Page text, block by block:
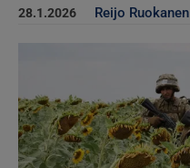
28.1.2026 Reijo Ruokanen